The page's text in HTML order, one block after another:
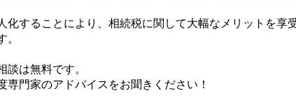
化することにより、相続税に関して大幅なメリットを享
。
談は無料です。
専門家のアドバイスをお聞きください！